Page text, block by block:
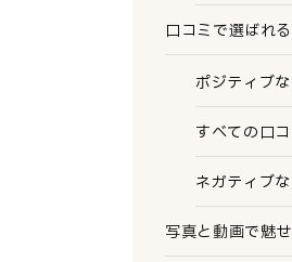
口コミで選ばれ
ポジティブ
すべての口
ネガティブ
写真と動画で魅